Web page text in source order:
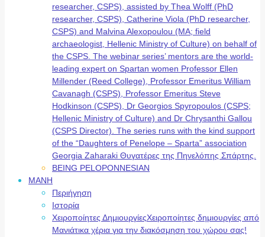
researcher, CSPS), assisted by Thea Wolff (PhD
researcher, CSPS), Catherine Viola (PhD researcher,
CSPS) and Malvina Alexopoulou (MA; field
archaeologist, Hellenic Ministry of Culture) on behalf of
the CSPS. The webinar series’ mentors are the world-
leading expert on Spartan women Professor Ellen
Millender (Reed College), Professor Emeritus William
Cavanagh (CSPS), Professor Emeritus Steve
Hodkinson (CSPS), Dr Georgios Spyropoulos (CSPS;
Hellenic Ministry of Culture) and Dr Chrysanthi Gallou
(CSPS Director). The series runs with the kind support
of the “Daughters of Penelope – Sparta” association
Georgia Zaharaki Θυγατέρες της Πηνελόπης Σπάρτης.
BEING PELOPONNESIAN
ΜΑΝΗ
Περιήγηση
Ιστορία
Χειροποίητες ΔημιουργίεςΧειροποίητες δημιουργίες από
Μανιάτικα χέρια για την διακόσμηση του χώρου σας!